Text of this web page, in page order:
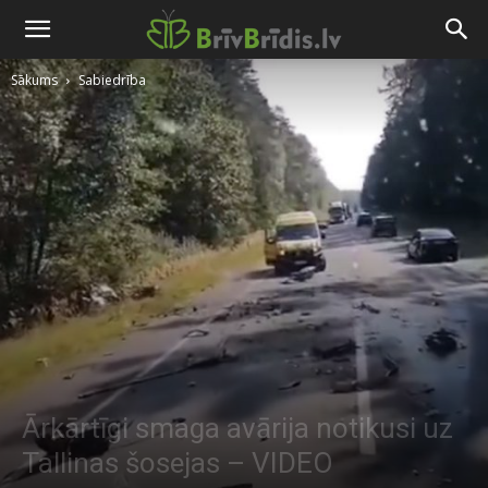
Sākums Sabiedrība
Ārkārtīgi smaga avārija notikusi uz
Tallinas šosejas – VIDEO